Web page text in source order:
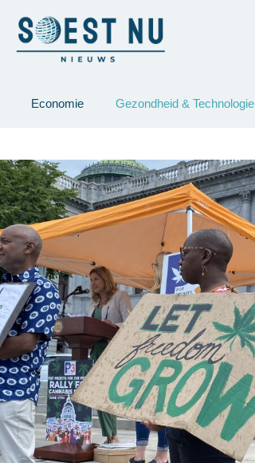
Economie Gezondheid & Technologie